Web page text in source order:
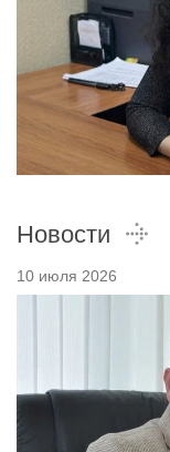
Новости
10 июля 2026